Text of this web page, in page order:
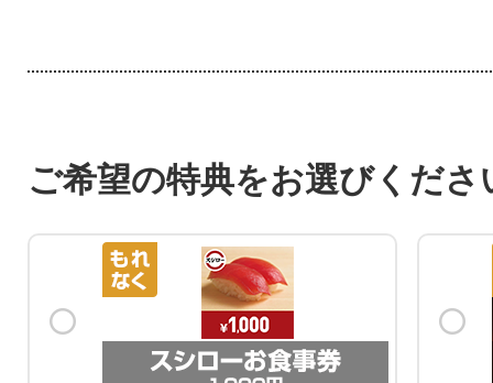
2026-08-06 15:54 にお申込
2026-08-06 15:43 にお申込
2026-08-06 15:40 にお申込
ご希望の特典をお選びくださ